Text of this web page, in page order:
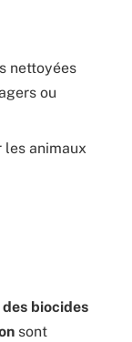
nettoyées
ou
les animaux
biocides
sont